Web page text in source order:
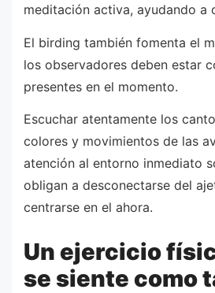
meditación activa, ayudando a
El birding también fomenta el
los observadores deben estar
presentes en el momento.
Escuchar atentamente los
colores y movimientos de las
atención al entorno inmediato
obligan a desconectarse del
centrarse en el ahora.
Un ejercicio
se siente como